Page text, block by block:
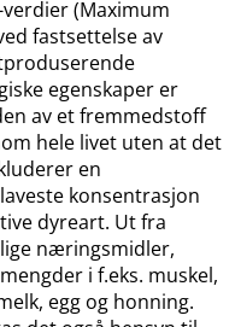
verdier (Maximum
fastsettelse av
egenskaper er
av et fremmedstoff
hele livet uten at det
en
konsentrasjon
dyreart. Ut fra
næringsmidler,
i f.eks. muskel,
egg og honning.